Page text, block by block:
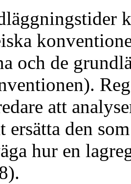
och de
att
ersätta den
hur en